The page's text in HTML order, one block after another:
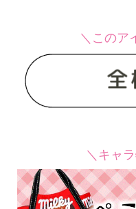
＼このア
＼キャ